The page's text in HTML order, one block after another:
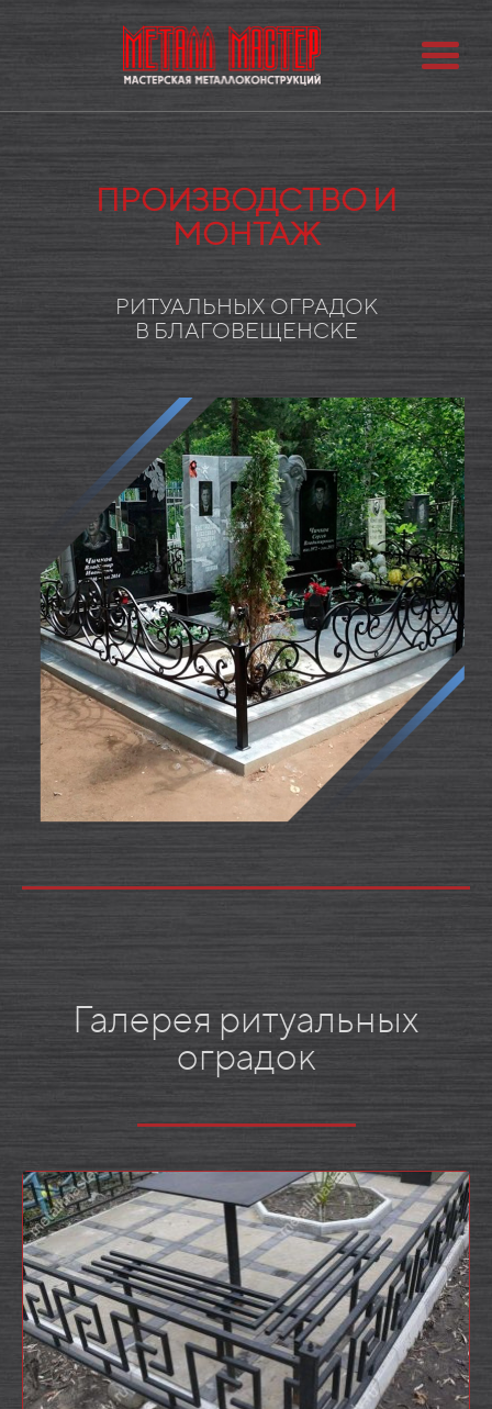
ПРОИЗВОДСТВО И
МОНТАЖ
РИТУАЛЬНЫХ ОГРАДОК
В БЛАГОВЕЩЕНСКЕ
Галерея ритуальных
оградок